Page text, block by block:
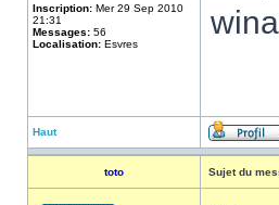
Inscription: Mer 29 Sep 2010
21:31
Messages: 56
Localisation: Esvres
Haut
toto Sujet du